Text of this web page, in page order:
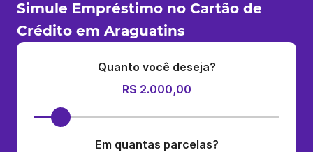
Simule Empréstimo no Cartão de
Crédito em Araguatins
Quanto você deseja?
R$ 2.000,00
Em quantas parcelas?